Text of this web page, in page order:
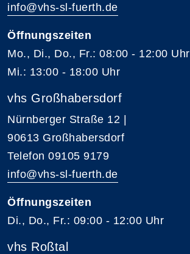
info@vhs-sl-fuerth.de
Öffnungszeiten
Mo., Di., Do., Fr.: 08:00 - 12:00 Uhr
Mi.: 13:00 - 18:00 Uhr
vhs Großhabersdorf
Nürnberger Straße 12 |
90613 Großhabersdorf
Telefon 09105 9179
info@vhs-sl-fuerth.de
Öffnungszeiten
Di., Do., Fr.: 09:00 - 12:00 Uhr
vhs Roßtal